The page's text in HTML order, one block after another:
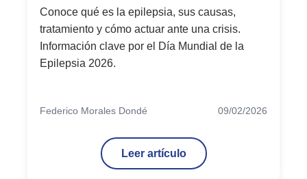
Conoce qué es la epilepsia, sus causas,
tratamiento y cómo actuar ante una crisis.
Información clave por el Día Mundial de la
Epilepsia 2026.
Federico Morales Dondé 09/02/2026
Leer artículo